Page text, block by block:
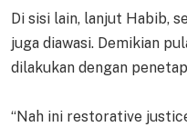
Di sisi lain, lanjut Habib,
juga diawasi. Demikian
dilakukan dengan
“Nah ini restorative